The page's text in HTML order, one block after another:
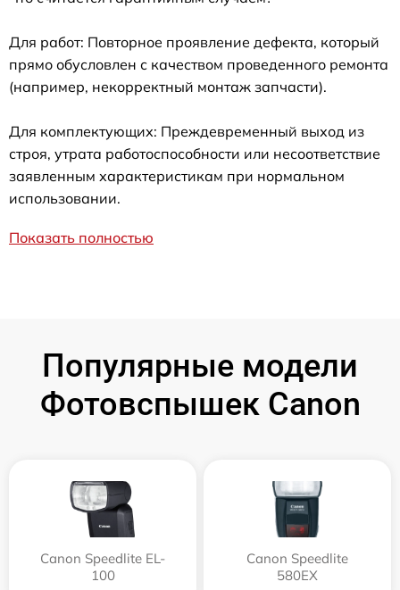
Для работ: Повторное проявление дефекта, который
прямо обусловлен с качеством проведенного ремонта
(например, некорректный монтаж запчасти).
Для комплектующих: Преждевременный выход из
строя, утрата работоспособности или несоответствие
заявленным характеристикам при нормальном
использовании.
Показать полностью
Популярные модели
Фотовспышек Canon
Canon Speedlite EL-
100
Canon Speedlite
580EX